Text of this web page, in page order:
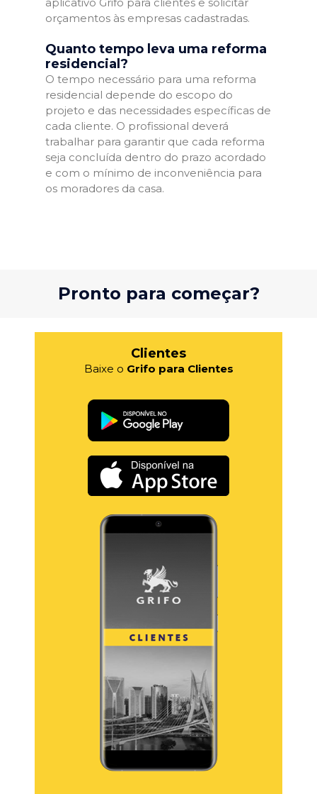
orçamentos às empresas cadastradas.
Quanto tempo leva uma reforma
residencial?
O tempo necessário para uma reforma
residencial depende do escopo do
projeto e das necessidades específicas de
cada cliente. O profissional deverá
trabalhar para garantir que cada reforma
seja concluída dentro do prazo acordado
e com o mínimo de inconveniência para
os moradores da casa.
Pronto para começar?
Clientes
Baixe o Grifo para Clientes